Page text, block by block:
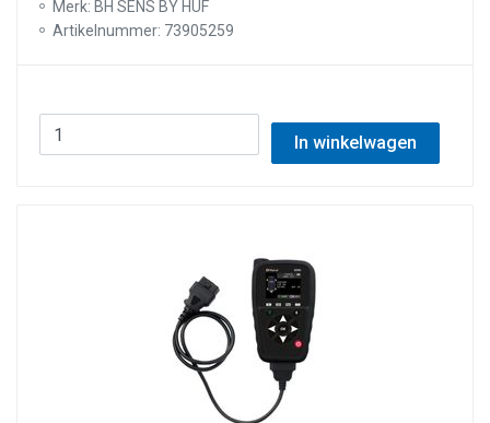
Merk: BH SENS BY HUF
Artikelnummer: 73905259
In winkelwagen